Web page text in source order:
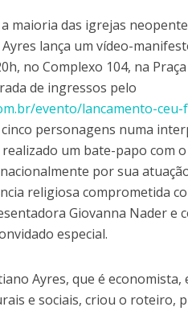
maioria das igrejas
lança um vídeo-
no Complexo 104, na
de ingressos pelo
evento/lancamento-
personagens numa
um bate-papo com
por sua
religiosa comprometida
Giovanna Nader e
especial.
Ayres, que é
e sociais, criou o roteiro,